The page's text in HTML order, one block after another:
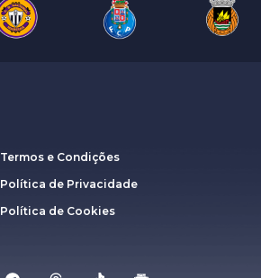
Termos e Condições
Política de Privacidade
Política de Cookies